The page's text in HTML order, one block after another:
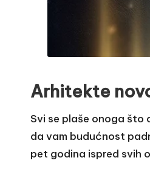
Arhitekte
Svi se plaše onoga što
da vam budućnost
pet godina ispred svih